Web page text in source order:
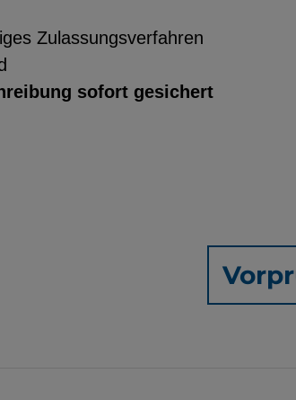
Zulassungsverfahren
sofort gesichert